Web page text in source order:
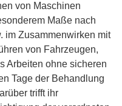
von Maschinen
Maße nach
im Zusammenwirken mit
von Fahrzeugen,
Arbeiten ohne sicheren
Tage der Behandlung
trifft ihr